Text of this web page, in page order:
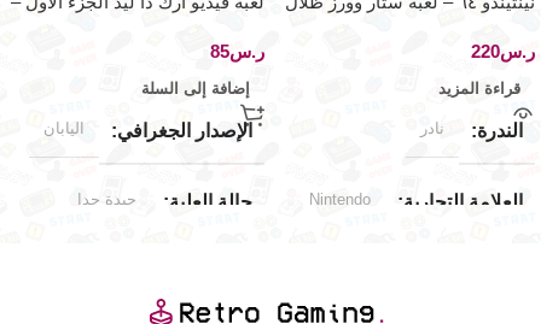
ر.س
قراءة المزيد
الندرة نادر
العلامة التجارية Nintendo
ر.س
إضافة إلى السلة
الإصدار الجغرافي اليابان
حالة العلبة جيدة جدا